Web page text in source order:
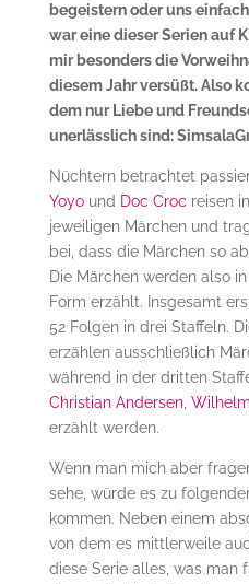
begeistern oder uns
war eine dieser Serien auf
mir besonders die
diesem Jahr versüßt. Also
dem nur Liebe und
unerlässlich sind:
Nüchtern betrachtet
Yoyound Doc Croc reisen
jeweiligen Märchen und
bei, dass die Märchen so
Die Märchen werden also
Form erzählt. Insgesamt
52 Folgen in drei Staffeln.
erzählen ausschließlich
während in der dritten
Christian Andersen, Wilhelm
erzählt werden.
Wenn man mich aber
sehe, würde es zu
kommen. Neben einem
von dem es mittlerweile
diese Serie alles, was man